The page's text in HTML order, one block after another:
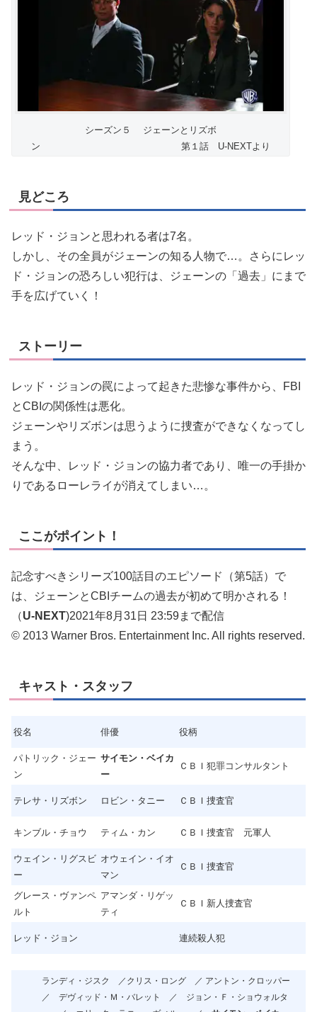
シーズン５ ジェーンとリズボ
ン 第１話 U-NEXTより
見どころ
レッド・ジョンと思われる者は7名。
しかし、その全員がジェーンの知る人物で…。さらにレッ
ド・ジョンの恐ろしい犯行は、ジェーンの「過去」にまで
手を広げていく！
ストーリー
レッド・ジョンの罠によって起きた悲惨な事件から、FBI
とCBIの関係性は悪化。
ジェーンやリズボンは思うように捜査ができなくなってし
まう。
そんな中、レッド・ジョンの協力者であり、唯一の手掛か
りであるローレライが消えてしまい…。
ここがポイント！
記念すべきシリーズ100話目のエピソード（第5話）で
は、ジェーンとCBIチームの過去が初めて明かされる！
（U-NEXT)2021年8月31日 23:59まで配信
© 2013 Warner Bros. Entertainment Inc. All rights reserved.
キャスト・スタッフ
役名 俳優 役柄
パトリック・ジェー
ン
サイモン・ベイカ
ー
ＣＢＩ犯罪コンサルタント
テレサ・リズボン ロビン・タニー ＣＢＩ捜査官
キンブル・チョウ ティム・カン ＣＢＩ捜査官 元軍人
ウェイン・リグスビ
ー
オウェイン・イオ
マン
ＣＢＩ捜査官
グレース・ヴァンペ
ルト
アマンダ・リゲッ
ティ
ＣＢＩ新人捜査官
レッド・ジョン 連続殺人犯
ランディ・ジスク ／クリス・ロング ／ アントン・クロッパー
／ デヴィッド・Ｍ・バレット
／ ジョン・Ｆ・ショウォルタ